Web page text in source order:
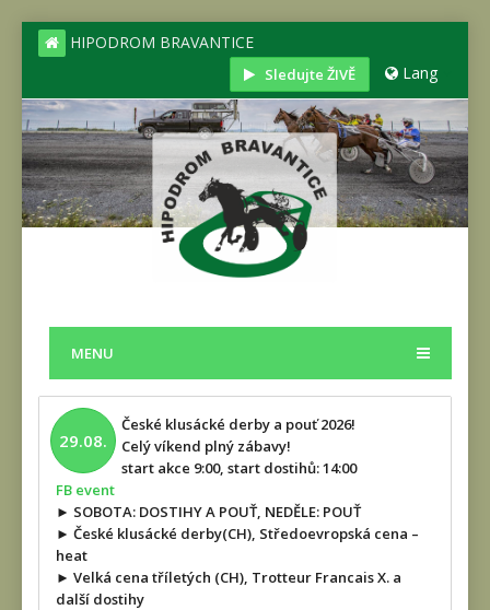
HIPODROM BRAVANTICE
Sledujte ŽIVĚ Lang
MENU
29.08.
České klusácké derby a pouť 2026!
Celý víkend plný zábavy!
start akce 9:00, start dostihů: 14:00
FB event
► SOBOTA: DOSTIHY A POUŤ, NEDĚLE: POUŤ
► České klusácké derby(CH), Středoevropská cena –
heat
► Velká cena tříletých (CH), Trotteur Francais X. a
další dostihy